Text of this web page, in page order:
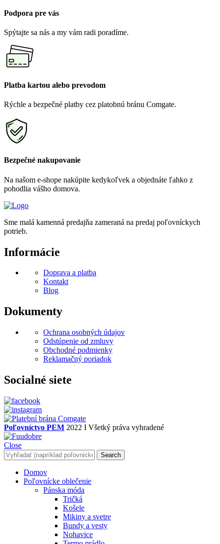
Podpora pre vás
Spýtajte sa nás a my vám radi poradíme.
Platba kartou alebo prevodom
Rýchle a bezpečné platby cez platobnú bránu Comgate.
Bezpečné nakupovanie
Na našom e-shope nakúpite kedykoľvek a objednáte ľahko z
pohodlia vášho domova.
Sme malá kamenná predajňa zameraná na predaj poľovníckych
potrieb.
Informácie
Doprava a platba
Kontakt
Blog
Dokumenty
Ochrana osobných údajov
Odstúpenie od zmluvy
Obchodné podmienky
Reklamačný poriadok
Socialné siete
Poľovníctvo PEM 2022 I Všetký práva vyhradené
Close
Search
Domov
Poľovnícke oblečenie
Pánska móda
Tričká
Košele
Mikiny a svetre
Bundy a vesty
Nohavice